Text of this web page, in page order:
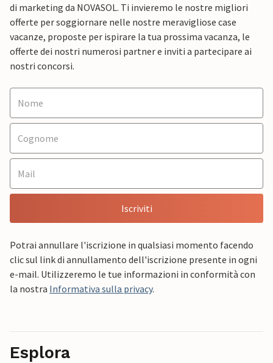
di marketing da NOVASOL. Ti invieremo le nostre migliori
offerte per soggiornare nelle nostre meravigliose case
vacanze, proposte per ispirare la tua prossima vacanza, le
offerte dei nostri numerosi partner e inviti a partecipare ai
nostri concorsi.
Iscriviti
Potrai annullare l'iscrizione in qualsiasi momento facendo
clic sul link di annullamento dell'iscrizione presente in ogni
e-mail. Utilizzeremo le tue informazioni in conformità con
la nostra Informativa sulla privacy.
Esplora